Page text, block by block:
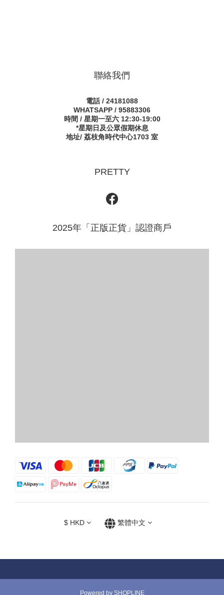
聯絡我們
電話 / 24181088
WHATSAPP / 95883306
時間 / 星期一至六 12:30-19:00
*星期日及公眾假期休息
地址/ 荔枝角時代中心1703 室
PRETTY
2025年「正版正貨」認證商戶
$ HKD 繁體中文
Powered by SHOPLINE